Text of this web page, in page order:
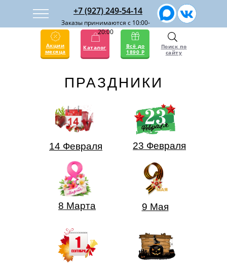
Поиск по
сайту
Всё до
1890 Р
Каталог
Акции
месяца
Заказы принимаются с 10:00-
20:00
+7 (927) 249-54-14
ПРАЗДНИКИ
23 Февраля
8 Марта 9 Мая
14 Февраля